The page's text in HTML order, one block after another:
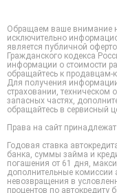
Обращаем ваше внимание
исключительно
является публичной
Гражданского кодекса
информации о стоимости
обращайтесь к продавцам-
Для получения
страховании, техническом
запасных частях,
обращайтесь в сервисный
Права на сайт
Годовая ставка
банка, суммы займа и
погашения от 61 дня,
дополнительные комиссии
невозвращения в
процентов по автокредиту